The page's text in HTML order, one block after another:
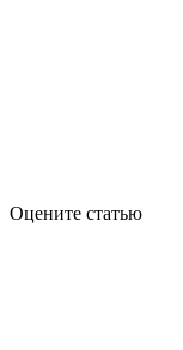
Оцените статью